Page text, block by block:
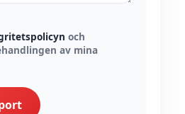
och
av mina